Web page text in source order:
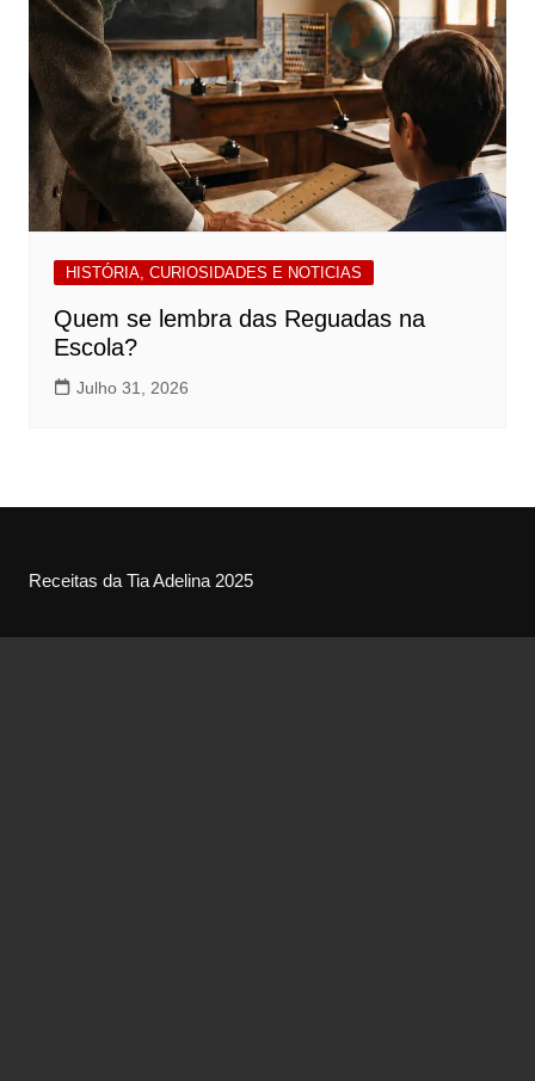
HISTÓRIA, CURIOSIDADES E NOTICIAS
Quem se lembra das Reguadas na
Escola?
Julho 31, 2026
Receitas da Tia Adelina 2025